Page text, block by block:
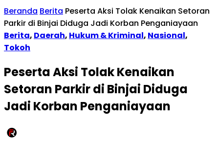
Beranda Berita Peserta Aksi Tolak Kenaikan Setoran
Parkir di Binjai Diduga Jadi Korban Penganiayaan
Berita, Daerah, Hukum & Kriminal, Nasional,
Tokoh
Peserta Aksi Tolak Kenaikan
Setoran Parkir di Binjai Diduga
Jadi Korban Penganiayaan